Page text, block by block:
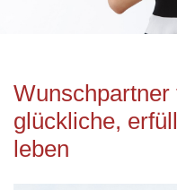
glückliche,
leben